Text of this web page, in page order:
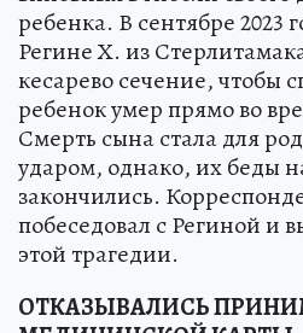
ребенка. В сентябре 2023
Регине Х. из
кесарево сечение, чтобы
ребенок умер прямо во
Смерть сына стала для
ударом, однако, их беды
закончились.
побеседовал с Региной и
этой трагедии.
ОТКАЗЫВАЛИСЬ